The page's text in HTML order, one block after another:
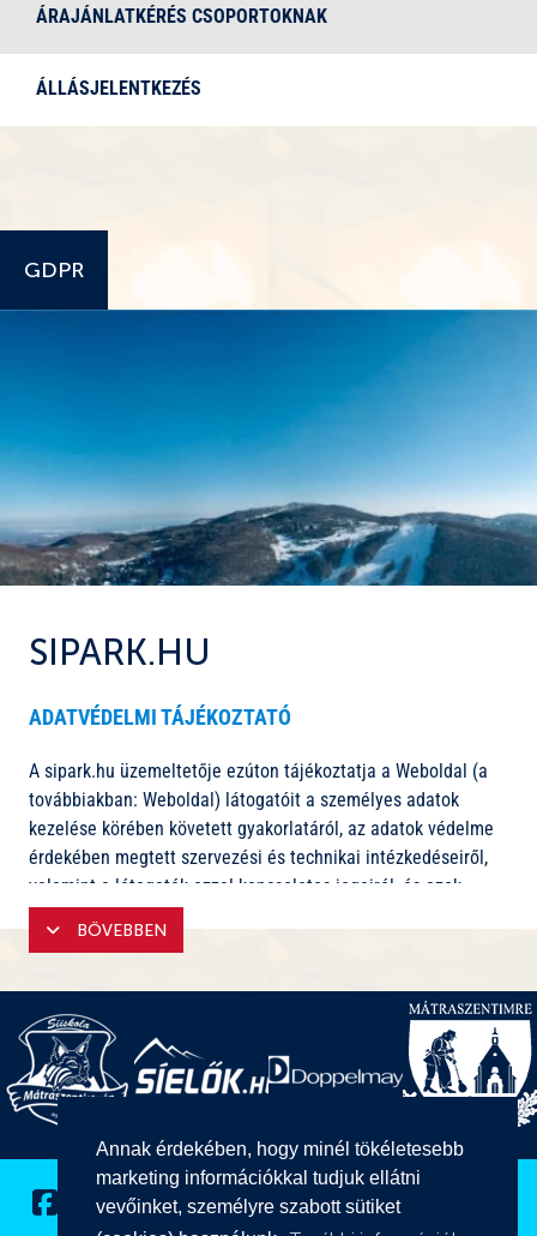
Annak érdekében, hogy minél tökéletesebb
marketing információkkal tudjuk ellátni
vevőinket, személyre szabott sütiket
+36 20 573 5800 (csak média ügyekben)
ÁRAJÁNLATKÉRÉS CSOPORTOKNAK
ÁLLÁSJELENTKEZÉS
GDPR
SIPARK.HU
ADATVÉDELMI TÁJÉKOZTATÓ
A sipark.hu üzemeltetője ezúton tájékoztatja a Weboldal (a
továbbiakban: Weboldal) látogatóit a személyes adatok
kezelése körében követett gyakorlatáról, az adatok védelme
érdekében megtett szervezési és technikai intézkedéseiről,
valamint a látogatók ezzel kapcsolatos jogairól, és azok
Amennyiben a(z) Üzemeltető a Weboldal látogatójától
(továbbiakban: Felhasználó) bármilyen célra személyes
adatokat kér, az alábbi rendelkezések az irányadók.
Jelen Adatvédelmi nyilatkozat az Üzemeltető Weboldala
használatakor a Felhasználó esetlegesen megadott
személyes adatainak kezelésére, feldolgozására,
nyilvántartására vonatkozó alapvető információkat
tartalmazza. Amennyiben bármilyen kérdése merülne fel
BŐVEBBEN